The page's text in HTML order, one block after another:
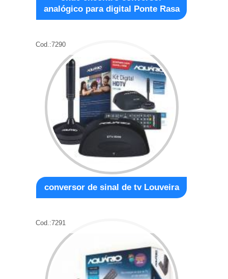
analógico para digital Ponte Rasa
Cod.:7290
conversor de sinal de tv Louveira
Cod.:7291